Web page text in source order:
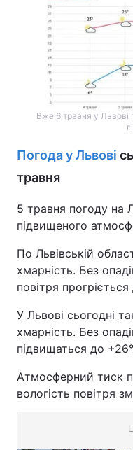
Вже 6 трааня у Львові
Погода у Львові
травня
5 травня погоду на
підвищеного
По Львівській
хмарність. Без
повітря
У Львові сьогодні
хмарність. Без
підвищаться до
Атмосферний тиск
вологість повітря